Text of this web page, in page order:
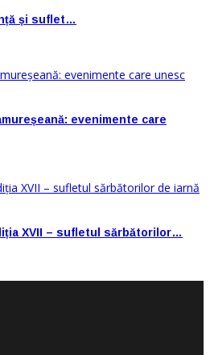
și suflet…
evenimente care
XVII – sufletul sărbătorilor…